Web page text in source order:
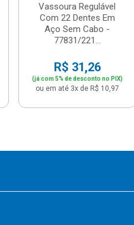
Vassoura Regulável
Com 22 Dentes Em
Aço Sem Cabo -
77831/221...
R$ 31,26
(já com 5% de desconto no PIX)
ou em até 3x de R$ 10,97